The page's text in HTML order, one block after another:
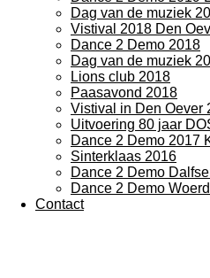
Dag van de muziek
Vistival 2018 Den
Dance 2 Demo 2018
Dag van de muziek
Lions club 2018
Paasavond 2018
Vistival in Den Oever
Uitvoering 80 jaar
Dance 2 Demo 2017
Sinterklaas 2016
Dance 2 Demo
Dance 2 Demo
Contact